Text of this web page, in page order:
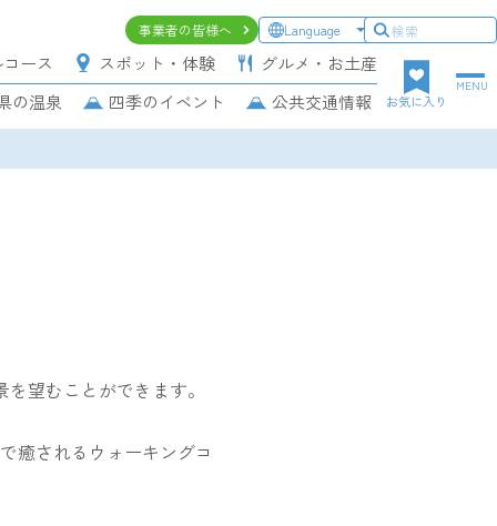
ヘ
ッ
ダ
ー
上
事業者の皆様へ Language
ース スポット・体験
グルメ・お土産
の温泉
四季のイベント 公共交通情報 お気に入り
MENU
望むことができます。
癒されるウォーキングコ